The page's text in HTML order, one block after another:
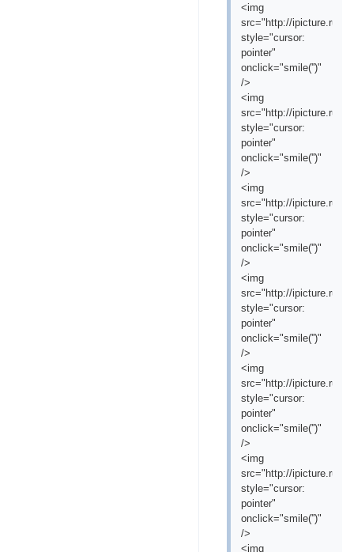
<img
src="http://ipicture.ru/
style="cursor:
pointer"
onclick="smile('')"
/>
<img
src="http://ipicture.ru/
style="cursor:
pointer"
onclick="smile('')"
/>
<img
src="http://ipicture.ru/
style="cursor:
pointer"
onclick="smile('')"
/>
<img
src="http://ipicture.ru/
style="cursor:
pointer"
onclick="smile('')"
/>
<img
src="http://ipicture.ru/
style="cursor:
pointer"
onclick="smile('')"
/>
<img
src="http://ipicture.ru/
style="cursor:
pointer"
onclick="smile('')"
/>
<img